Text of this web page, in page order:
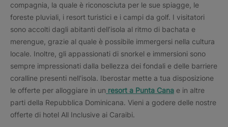
compagnia, la quale è riconosciuta per le sue spiagge, le
foreste pluviali, i resort turistici e i campi da golf. I visitatori
sono accolti dagli abitanti dell’isola al ritmo di bachata e
merengue, grazie al quale è possibile immergersi nella cultura
locale. Inoltre, gli appassionati di snorkel e immersioni sono
sempre impressionati dalla bellezza dei fondali e delle barriere
coralline presenti nell'isola. Iberostar mette a tua disposizione
le offerte per alloggiare in un resort a Punta Cana e in altre
parti della Repubblica Dominicana. Vieni a godere delle nostre
offerte di hotel All Inclusive ai Caraibi.